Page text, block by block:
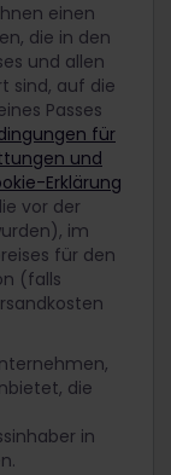
einen
die in den
und allen
sind, auf die
Passes
für
und
Erklärung
vor der
im
für den
(falls
die
in